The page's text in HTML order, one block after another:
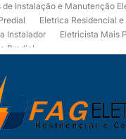
de Instalação e Manutenção
Eletrica Residencial e
Instalador
Eletricista Mais
Predial
Residencial
Residencial E Predial
de Manutenção
de Instalações Elétricas
de Manutenção Eletrica